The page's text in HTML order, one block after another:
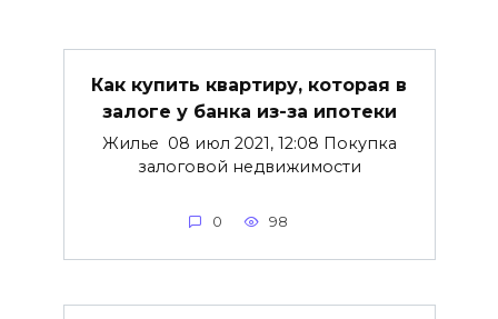
Как купить квартиру, которая в
залоге у банка из-за ипотеки
Жилье 08 июл 2021, 12:08 Покупка
залоговой недвижимости
0 98